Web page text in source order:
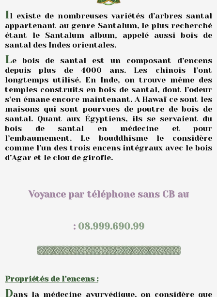
Il existe de nombreuses variétés d’arbres santal
appartenant au genre Santalum, le plus recherché
étant le Santalum album, appelé aussi bois de
santal des Indes orientales.
Le bois de santal est un composant d’encens
depuis plus de 4000 ans. Les chinois l’ont
longtemps utilisé. En Inde, on trouve même des
temples construits en bois de santal, dont l’odeur
s’en émane encore maintenant. A Hawaï ce sont les
maisons qui sont pourvues de poutre de bois de
santal. Quant aux Égyptiens, ils se servaient du
bois de santal en médecine et pour
l’embaumement. Le bouddhisme le considère
comme l’un des trois encens intégraux avec le bois
d’Agar et le clou de girofle.
Voyance par téléphone sans CB au
: 08.999.690.99
Propriétés de l’encens :
Dans la médecine ayurvédique, on considère que